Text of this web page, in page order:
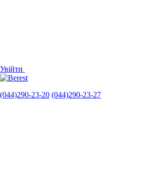
Увійти
(044)290-23-20 (044)290-23-27